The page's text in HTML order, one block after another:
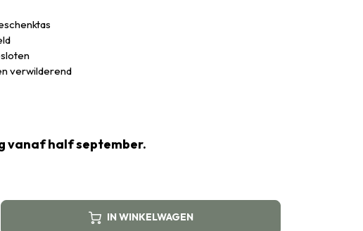
verwilderend
vanaf half september.
IN WINKELWAGEN